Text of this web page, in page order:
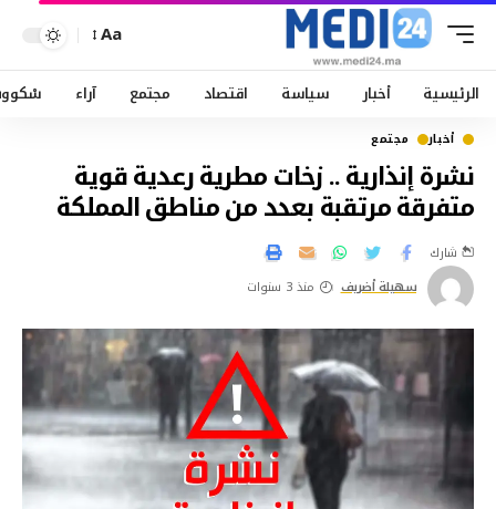
Aa
الرئيسية أخبار سياسة اقتصاد مجتمع آراء
أخبار مجتمع
نشرة إنذارية .. زخات مطرية رعدية قوية
متفرقة مرتقبة بعدد من مناطق المملكة
سهيلة أضريف منذ 3 سنوات
شارك